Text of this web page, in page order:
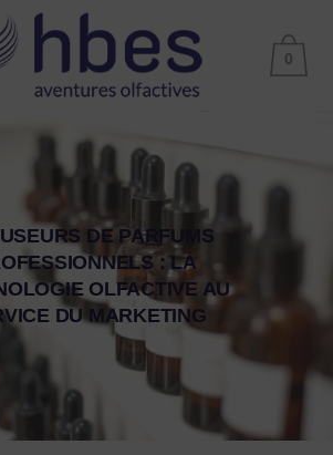
0
DE PARFUMS
: LA
OLFACTIVE AU
DU MARKETING